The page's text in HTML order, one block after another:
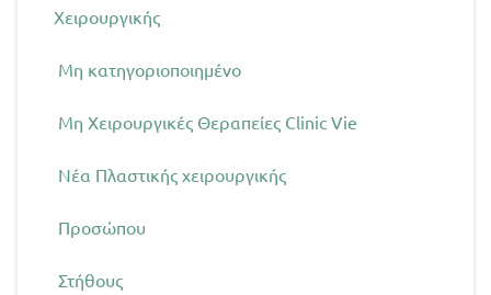
Χειρουργικής
Μη κατηγοριοποιημένο
Μη Χειρουργικές Θεραπείες Clinic Vie
Νέα Πλαστικής χειρουργικής
Προσώπου
Στήθους